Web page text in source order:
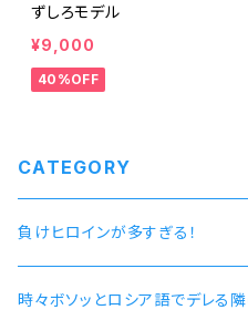
ずしろモデル
¥9,000
40%OFF
CATEGORY
負けヒロインが多すぎる！
時々ボソッとロシア語でデレる隣